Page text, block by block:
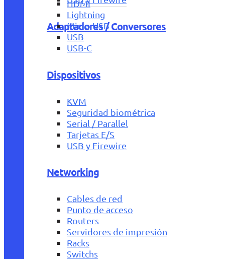
Adaptadores / Conversores
HDMI
Lightning
Micro USB
USB
USB-C
Dispositivos
KVM
Seguridad biométrica
Serial / Parallel
Tarjetas E/S
USB y Firewire
Networking
Cables de red
Punto de acceso
Routers
Servidores de impresión
Racks
Switchs